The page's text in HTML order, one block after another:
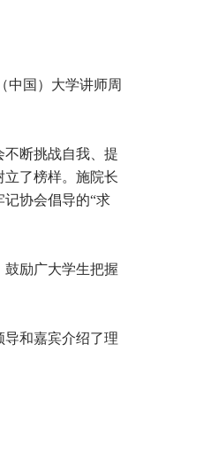
中国）大学讲师周
断挑战自我、提
了榜样。施院长
协会倡导的“求
励广大学生把握
和嘉宾介绍了理